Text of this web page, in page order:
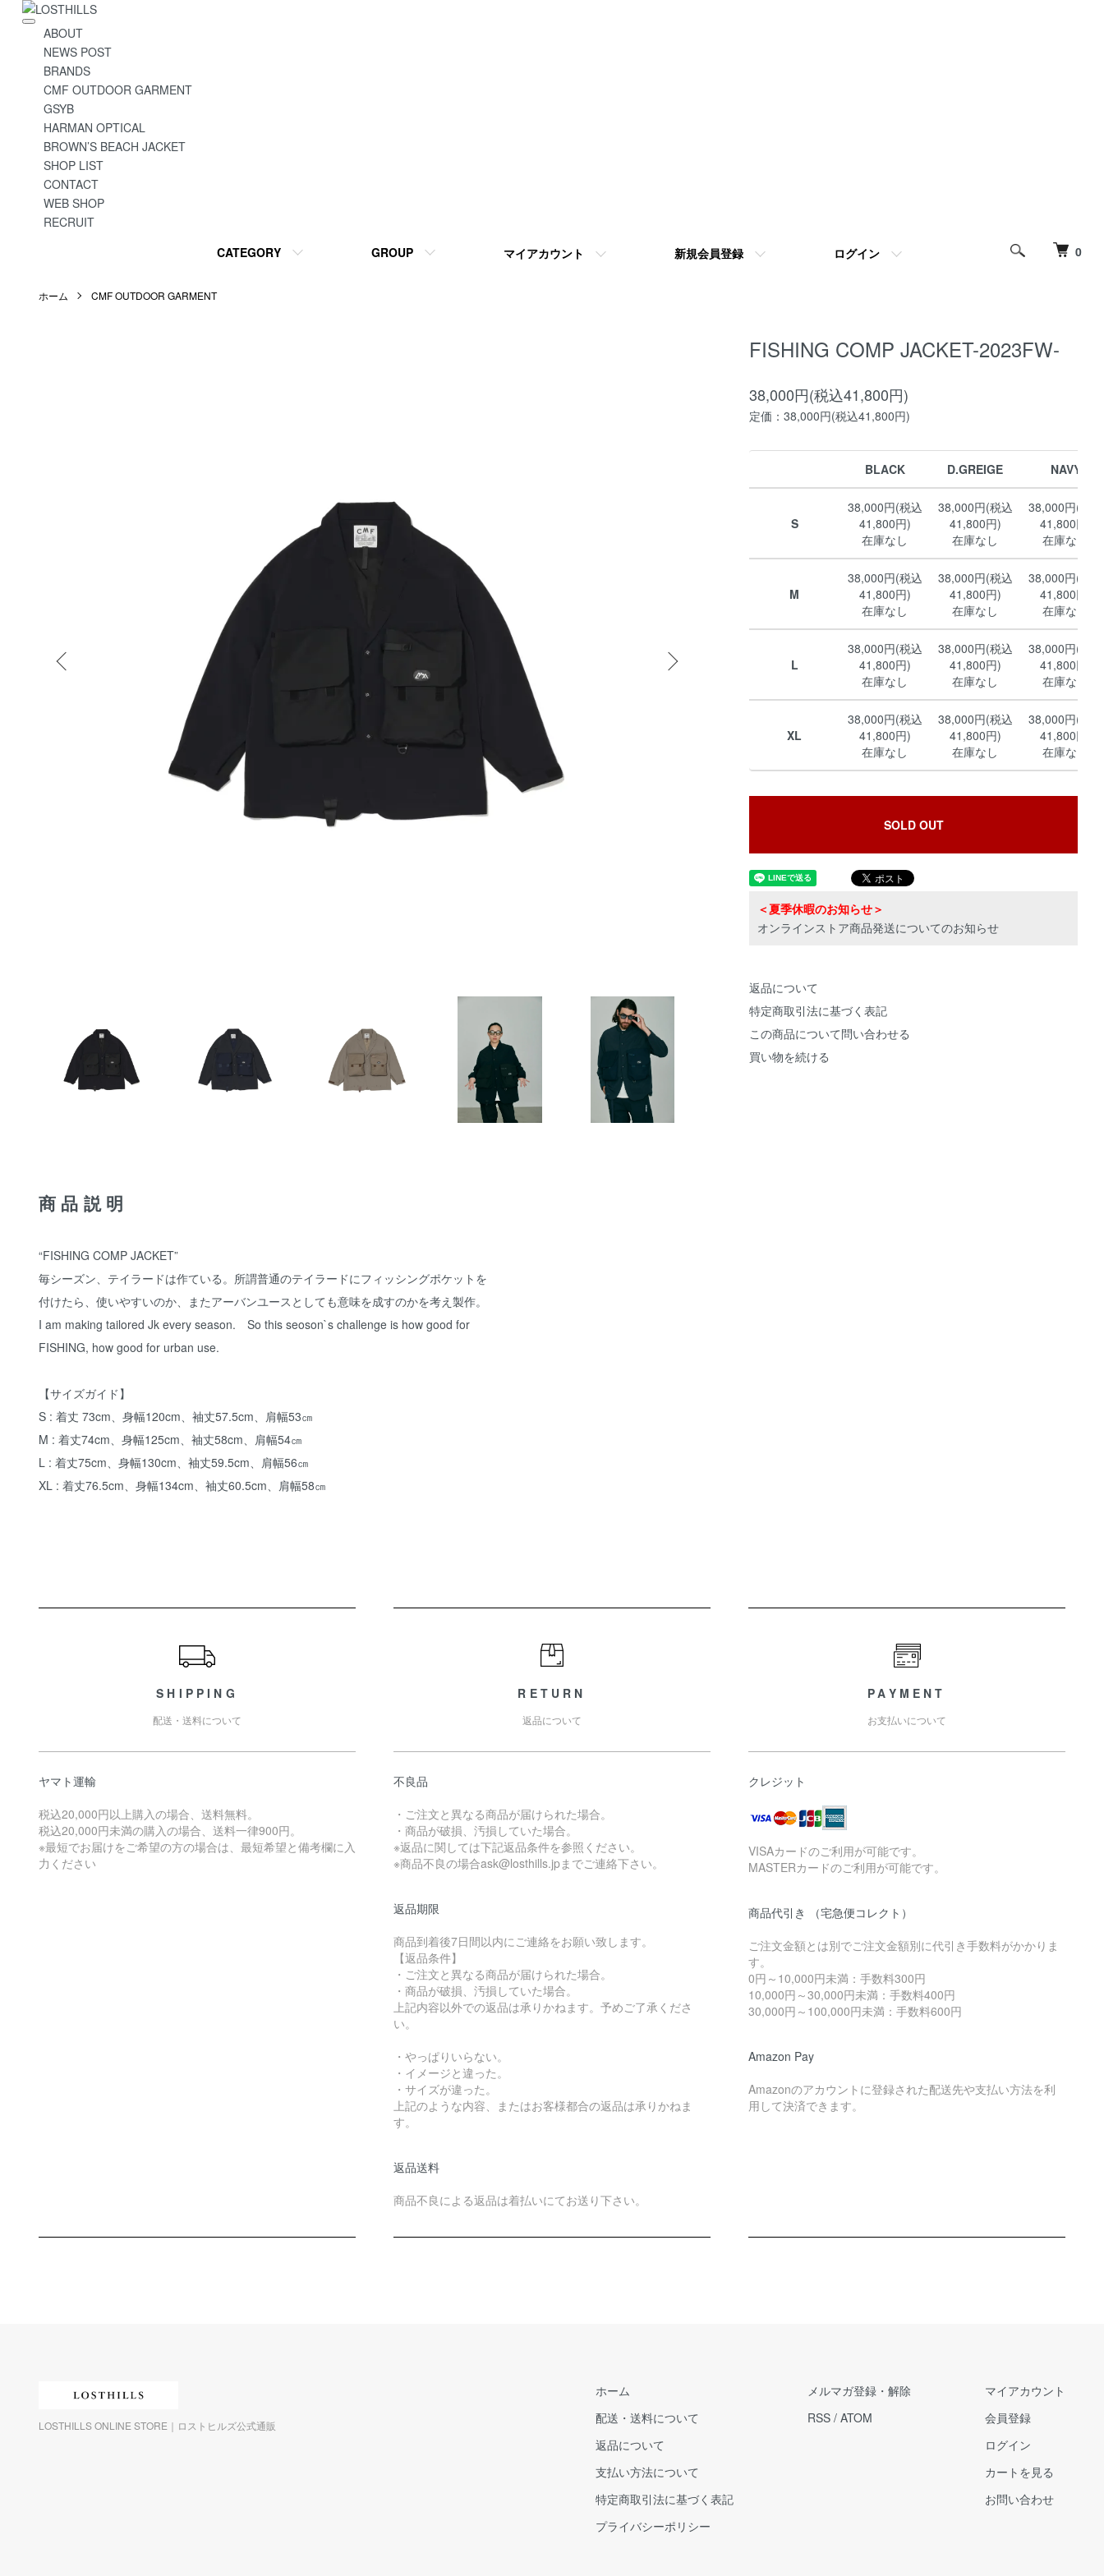
ABOUT
NEWS POST
BRANDS
CMF OUTDOOR GARMENT
GSYB
HARMAN OPTICAL
BROWN’S BEACH JACKET
SHOP LIST
CONTACT
WEB SHOP
RECRUIT
0
CATEGORY GROUP マイアカウント 新規会員登録 ログイン
ホーム CMF OUTDOOR GARMENT
FISHING COMP JACKET-2023FW-
38,000円(税込41,800円)
定価：38,000円(税込41,800円)
BLACK D.GREIGE NAVY
S
38,000円(税込
41,800円)
在庫なし
38,000円(税込
41,800円)
在庫なし
38,000円(税込
41,800円)
在庫なし
M
38,000円(税込
41,800円)
在庫なし
38,000円(税込
41,800円)
在庫なし
38,000円(税込
41,800円)
在庫なし
L
38,000円(税込
41,800円)
在庫なし
38,000円(税込
41,800円)
在庫なし
38,000円(税込
41,800円)
在庫なし
XL
38,000円(税込
41,800円)
在庫なし
38,000円(税込
41,800円)
在庫なし
38,000円(税込
41,800円)
在庫なし
SOLD OUT
＜夏季休暇のお知らせ＞
オンラインストア商品発送についてのお知らせ
返品について
特定商取引法に基づく表記
この商品について問い合わせる
買い物を続ける
商品説明
“FISHING COMP JACKET”
毎シーズン、テイラードは作ている。所謂普通のテイラードにフィッシングポケットを
付けたら、使いやすいのか、またアーバンユースとしても意味を成すのかを考え製作。
I am making tailored Jk every season. So this seoson`s challenge is how good for
FISHING, how good for urban use.
【サイズガイド】
S : 着丈 73cm、身幅120cm、袖丈57.5cm、肩幅53㎝
M : 着丈74cm、身幅125cm、袖丈58cm、肩幅54㎝
L : 着丈75cm、身幅130cm、袖丈59.5cm、肩幅56㎝
XL : 着丈76.5cm、身幅134cm、袖丈60.5cm、肩幅58㎝
SHIPPING
配送・送料について
ヤマト運輸
税込20,000円以上購入の場合、送料無料。
税込20,000円未満の購入の場合、送料一律900円。
※最短でお届けをご希望の方の場合は、最短希望と備考欄に入
力ください
RETURN
返品について
不良品
・ご注文と異なる商品が届けられた場合。
・商品が破損、汚損していた場合。
※返品に関しては下記返品条件を参照ください。
※商品不良の場合ask@losthills.jpまでご連絡下さい。
返品期限
商品到着後7日間以内にご連絡をお願い致します。
【返品条件】
・ご注文と異なる商品が届けられた場合。
・商品が破損、汚損していた場合。
上記内容以外での返品は承りかねます。予めご了承くださ
い。
・やっぱりいらない。
・イメージと違った。
・サイズが違った。
上記のような内容、またはお客様都合の返品は承りかねま
す。
返品送料
商品不良による返品は着払いにてお送り下さい。
PAYMENT
お支払いについて
クレジット
VISAカードのご利用が可能です。
MASTERカードのご利用が可能です。
商品代引き （宅急便コレクト）
ご注文金額とは別でご注文金額別に代引き手数料がかかりま
す。
0円～10,000円未満：手数料300円
10,000円～30,000円未満：手数料400円
30,000円～100,000円未満：手数料600円
Amazon Pay
Amazonのアカウントに登録された配送先や支払い方法を利
用して決済できます。
LOSTHILLS ONLINE STORE｜ロストヒルズ公式通販
ホーム
配送・送料について
返品について
支払い方法について
特定商取引法に基づく表記
プライバシーポリシー
メルマガ登録・解除
RSS / ATOM
マイアカウント
会員登録
ログイン
カートを見る
お問い合わせ